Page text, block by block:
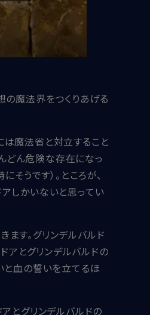
の魔法界をつくりあげる
は魔法省と対立すること
どん危険な存在になっ
うです）。ところが、
しかいないと思ってい
す。グリンデルバルド
アとグリンデルバルドの
と血の誓いを立てるほ
とグリンデルバルドの